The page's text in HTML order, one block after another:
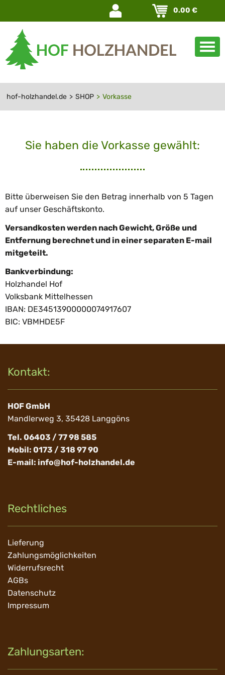
Navigation
überspringen
0.00 €
hof-holzhandel.de SHOP Vorkasse
Sie haben die Vorkasse gewählt:
Bitte überweisen Sie den Betrag innerhalb von 5 Tagen
auf unser Geschäftskonto.
Versandkosten werden nach Gewicht, Größe und
Entfernung berechnet und in einer separaten E-mail
mitgeteilt.
Bankverbindung:
Holzhandel Hof
Volksbank Mittelhessen
IBAN: DE34513900000074917607
BIC: VBMHDE5F
Kontakt:
HOF GmbH
Mandlerweg 3, 35428 Langgöns
Tel. 06403 / 77 98 585
Mobil: 0173 / 318 97 90
E-mail: info@hof-holzhandel.de
Rechtliches
Navigation
überspringen
Lieferung
Zahlungsmöglichkeiten
Widerrufsrecht
AGBs
Datenschutz
Impressum
Zahlungsarten: